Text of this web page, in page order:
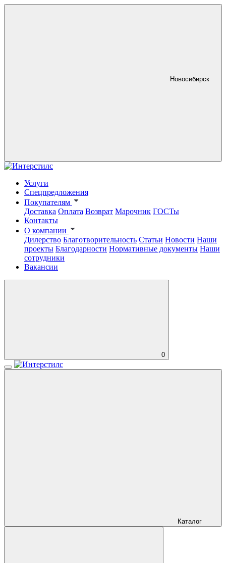
Новосибирск
Услуги
Спецпредложения
Покупателям
Доставка Оплата Возврат Марочник ГОСТы
Контакты
О компании
Дилерство Благотворительность Статьи Новости Наши
проекты Благодарности Нормативные документы Наши
сотрудники
Вакансии
0
Каталог